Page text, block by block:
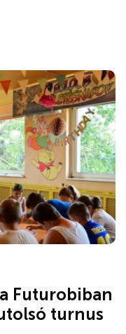
Futurobiban
turnus